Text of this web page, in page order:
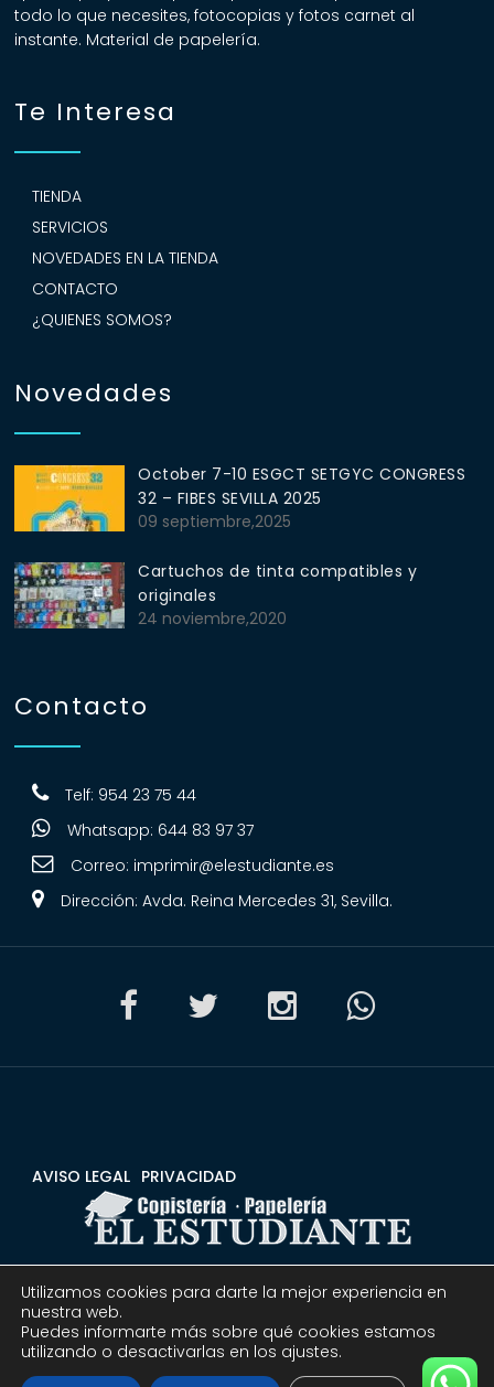
todo lo que necesites, fotocopias y fotos carnet al
instante. Material de papelería.
Te Interesa
TIENDA
SERVICIOS
NOVEDADES EN LA TIENDA
CONTACTO
¿QUIENES SOMOS?
Novedades
October 7-10 ESGCT SETGYC CONGRESS
32 – FIBES SEVILLA 2025
09 septiembre,2025
Cartuchos de tinta compatibles y
originales
24 noviembre,2020
Contacto
Telf: 954 23 75 44
Whatsapp: 644 83 97 37
Correo: imprimir@elestudiante.es
Dirección: Avda. Reina Mercedes 31, Sevilla.
AVISO LEGAL PRIVACIDAD
CONDICIONES DEVOLUCIONES Y REEMBOLSOS
© 2020 Copistería Papelería El estudiante | Todos los
Utilizamos cookies para darte la mejor experiencia en
nuestra web.
Puedes informarte más sobre qué cookies estamos
utilizando o desactivarlas en los ajustes.